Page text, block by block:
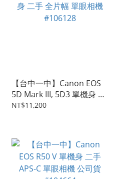
【台中一中】Canon EOS
5D Mark III, 5D3 單機身 二
手 全片幅 單眼相機
NT$11,200